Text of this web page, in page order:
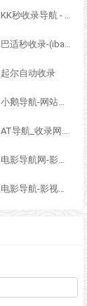
KK秒收录导航 - ACG萌次元丨ACG导航网丨二次元导航丨资源网导航丨福利网址导航 - KK秒收录导航网
巴适秒收录-(ibashi.net) - 巴适导航分类网站目录 - 自助网址提交自动收录
起尔自动收录
小鹅导航-网站收录-自动收录网-网址收录-自动秒收录
AT导航_收录网_免费收录网站_自动收录网_秒收录
电影导航网-影视导航-电影搜索-影视搜索-电影站收录
电影导航-影视导航-电影站收录-自动收录网-网站收录